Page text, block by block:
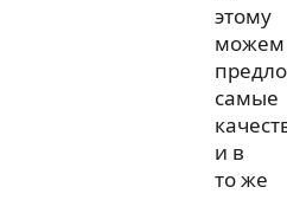
этому
можем
самые
и в
то же